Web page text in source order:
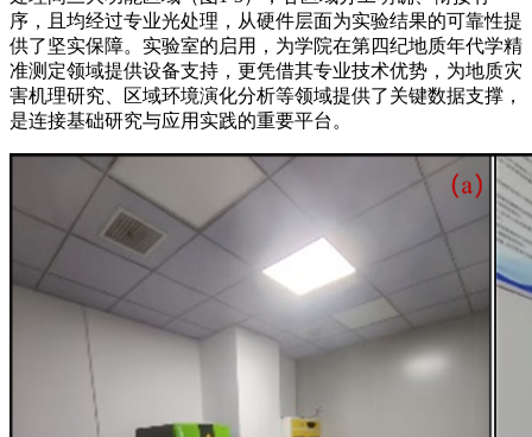
序，且均经过专业光处理，从硬件层面为实验结果的可靠性提
供了坚实保障。实验室的启用，为学院在第四纪地质年代学精
准测定领域提供设备支持，更凭借其专业技术优势，为地质灾
害机理研究、区域环境演化分析等领域提供了关键数据支撑，
是连接基础研究与应用实践的重要平台。